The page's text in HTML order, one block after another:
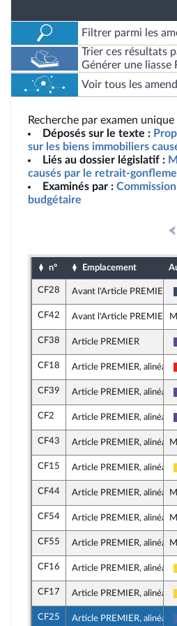
Filtrer parmi les
Trier ces résultats
Générer une liasse
Voir tous les
Recherche par examen
Déposés sur le texte :
sur les biens immobiliers
Liés au dossier législatif :
causés par le retrait-
Examinés par :
budgétaire
n° Emplacement
CF28 Avant l'Article PREMIER
CF42 Avant l'Article PREMIER
CF38 Article PREMIER
CF18 Article PREMIER, alinéa 1
CF39 Article PREMIER, alinéa 1
CF2 Article PREMIER, alinéa 2
CF43 Article PREMIER, alinéa 2
CF15 Article PREMIER, alinéa 3
CF44 Article PREMIER, alinéa 3
CF54 Article PREMIER, alinéa 3
CF55 Article PREMIER, alinéa 3
CF16 Article PREMIER, alinéa 3
CF17 Article PREMIER, alinéa 3
CF25 Article PREMIER, alinéa 3